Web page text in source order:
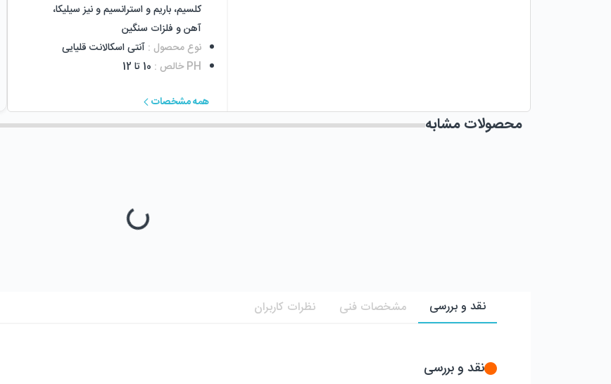
کلسیم، باریم و استرانسیم و نیز سیلیکا،
آهن و فلزات سنگین
نوع محصول : آنتی اسکالانت قلیایی
PH خالص
: 10 تا 12
همه مشخصات
محصولات مشابه
نقد و بررسی مشخصات فنی نظرات کاربران
نقد و بررسی